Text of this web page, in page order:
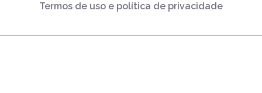
Termos de uso e política de privacidade